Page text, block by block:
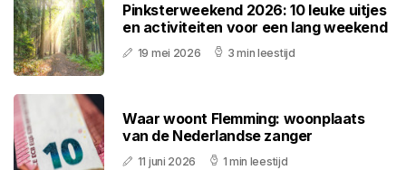
Pinksterweekend 2026: 10 leuke uitjes
en activiteiten voor een lang weekend
19 mei 2026 3 min leestijd
Waar woont Flemming: woonplaats
van de Nederlandse zanger
11 juni 2026 1 min leestijd